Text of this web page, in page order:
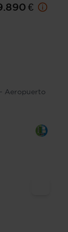
€
Aeropuerto